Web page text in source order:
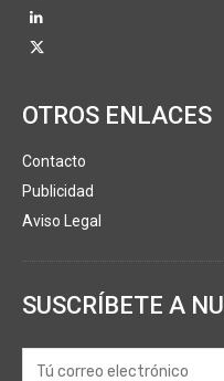
OTROS ENLACES
Contacto
Publicidad
Aviso Legal
SUSCRÍBETE A